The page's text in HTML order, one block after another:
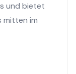
und bietet
mitten im